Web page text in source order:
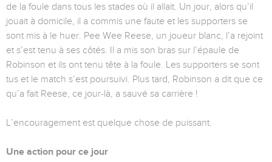
de la foule dans tous les stades où il allait. Un jour, alors qu’il
jouait à domicile, il a commis une faute et les supporters se
sont mis à le huer. Pee Wee Reese, un joueur blanc, l’a rejoint
et s’est tenu à ses côtés. Il a mis son bras sur l’épaule de
Robinson et ils ont tenu tête à la foule. Les supporters se sont
tus et le match s’est poursuivi. Plus tard, Robinson a dit que ce
qu’a fait Reese, ce jour-là, a sauvé sa carrière !
L’encouragement est quelque chose de puissant.
Une action pour ce jour